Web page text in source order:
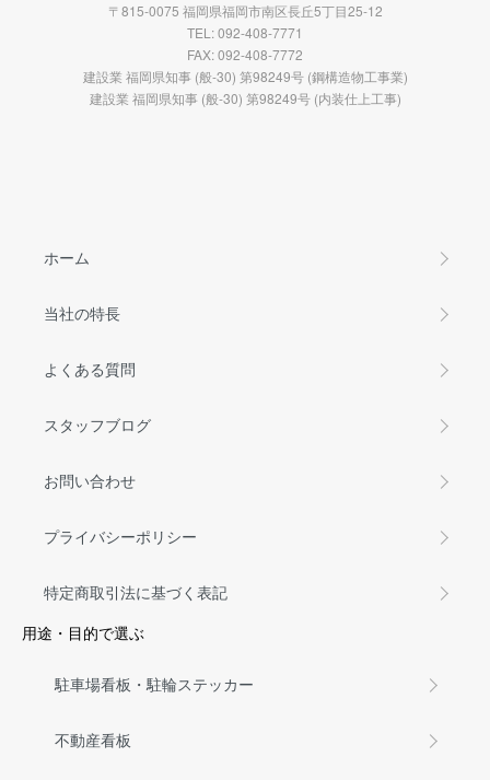
〒815-0075 福岡県福岡市南区長丘5丁目25-12
TEL: 092-408-7771
FAX: 092-408-7772
建設業 福岡県知事 (般-30) 第98249号 (鋼構造物工事業)
建設業 福岡県知事 (般-30) 第98249号 (内装仕上工事)
ホーム
当社の特長
よくある質問
スタッフブログ
お問い合わせ
プライバシーポリシー
特定商取引法に基づく表記
用途・目的で選ぶ
駐車場看板・駐輪ステッカー
不動産看板